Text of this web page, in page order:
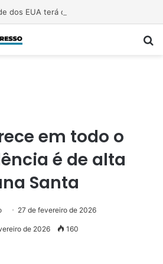
em todo o
é de alta
Santa
27 de fevereiro de 2026
de 2026 160